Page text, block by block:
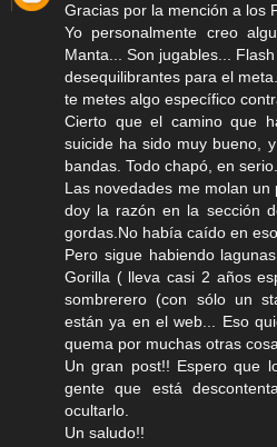
Gracias por la mención a los
Yo personalmente creo
Manta... Son jugables...
desequilibrantes para el
te metes algo específico
Cierto que el camino que
suicide ha sido muy bueno,
bandas. Todo chapó, en serio.
Las novedades me molan
doy la razón en la sección
gordas.No había caído en eso.
Pero sigue habiendo
Gorilla ( lleva casi 2 años
sombrerero (con sólo un
están ya en el web... Eso
quema por muchas otras
Un gran post!! Espero que
gente que está
ocultarlo.
Un saludo!!